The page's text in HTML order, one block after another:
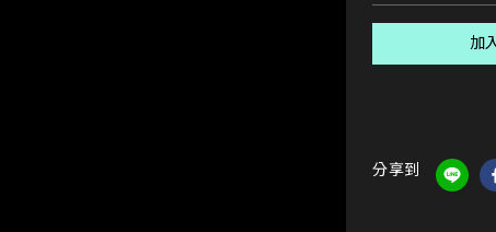
加
分享到